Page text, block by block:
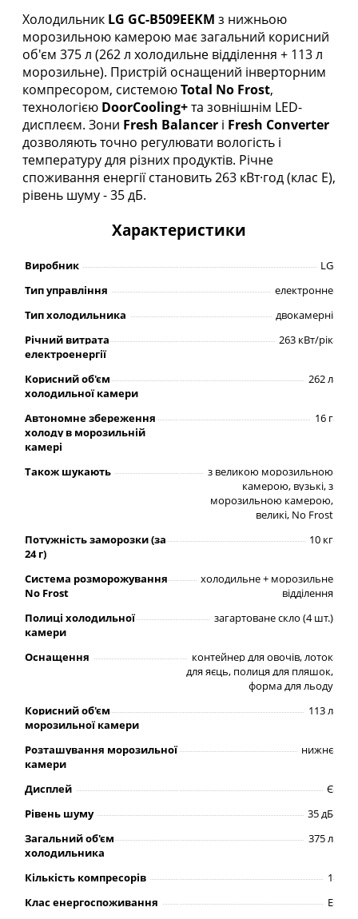
Холодильник LG GC-B509EEKM з нижньою
морозильною камерою має загальний корисний
об'єм 375 л (262 л холодильне відділення + 113 л
морозильне). Пристрій оснащений інверторним
компресором, системоюTotal No Frost,
технологією DoorCooling+та зовнішнім LED-
дисплеєм. Зони Fresh Balancer і Fresh Converter
дозволяють точно регулювати вологість і
температуру для різних продуктів. Річне
споживання енергії становить 263 кВт·год (клас E),
рівень шуму - 35 дБ.
Характеристики
Виробник
LG
Тип управління
електронне
Тип холодильника
двокамерні
Річний витрата
електроенергії
263 кВт/рік
Корисний об'єм
холодильної камери
262 л
Автономне збереження
холоду в морозильній
камері
16 г
Також шукають
з великою морозильною
камерою, вузькі, з
морозильною камерою,
великі, No Frost
Потужність заморозки (за
24 г)
10 кг
Система розморожування
No Frost
холодильне + морозильне
відділення
Полиці холодильної
камери
загартоване скло (4 шт.)
Оснащення
контейнер для овочів, лоток
для яєць, полиця для пляшок,
форма для льоду
Корисний об'єм
морозильної камери
113 л
Розташування морозильної
камери
нижнє
Дисплей
Є
Рівень шуму
35 дБ
Загальний об'єм
холодильника
375 л
Кількість компресорів
1
Клас енергоспоживання
E